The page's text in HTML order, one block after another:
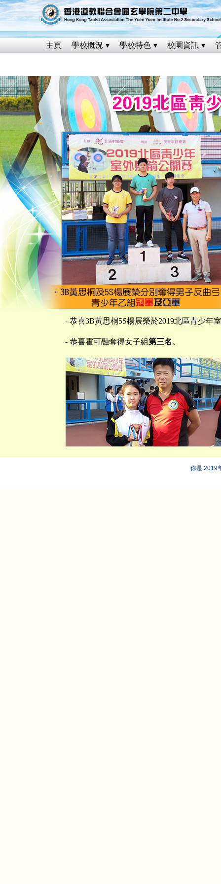
主頁 學校概況 學校特色 校園資訊
- 恭喜3B黃思桐5S楊展榮於2019北區青少年
- 恭喜霍可融奪得女子組第三名 。
你是 2019